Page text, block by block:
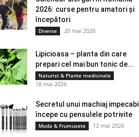
2026: curse pentru amatori și
începători
Diverse 20 mai 2026
Lipicioasa – planta din care
prepari cel mai bun tonic de...
Naturist & Plante medicinale
18 mai 2026
Secretul unui machiaj impecabil
începe cu pensulele potrivite
Moda & Frumusete 12 mai 2026